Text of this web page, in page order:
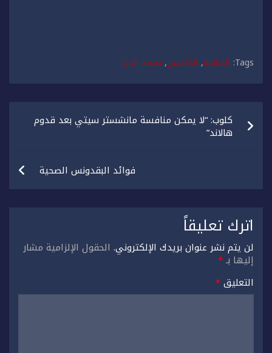
Tags: القهوة, الكافيين, ضغط الدم
تصفّح
المقالاتكلوب: “لا يمكن منافسة مانشستر سيتي بعد قدوم
هالاند”
فوائد البقدونس الصحية
اترك تعليقاً
لن يتم نشر عنوان بريدك الإلكتروني. الحقول الإلزامية مشار
إليها بـ*
التعليق*